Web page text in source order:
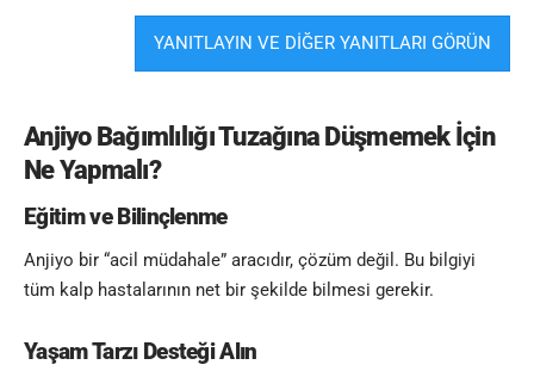
YANITLAYIN VE DİĞER YANITLARI GÖRÜN
Anjiyo BağımlılığıTuzağına Düşmemek İçin
Ne Yapmalı?
Eğitim ve Bilinçlenme
Anjiyo bir “acil müdahale” aracıdır, çözüm değil. Bu bilgiyi
tüm kalp hastalarının net bir şekilde bilmesi gerekir.
Yaşam Tarzı Desteği Alın